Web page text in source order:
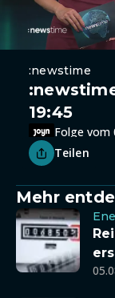
:newstime
19:45
Folge vom
Teilen
Mehr